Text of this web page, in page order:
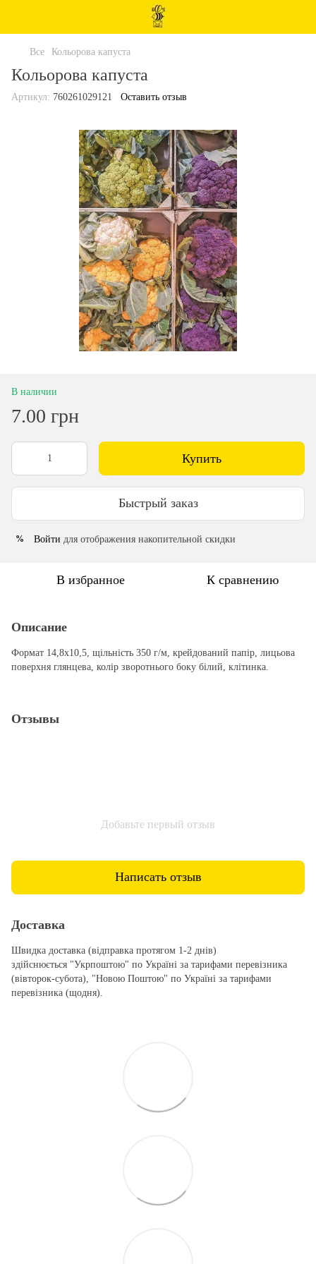
Все Кольорова капуста
Кольорова капуста
Артикул: 760261029121 Оставить отзыв
В наличии
7.00 грн
Купить
Быстрый заказ
% Войти для отображения накопительной скидки
В избранное К сравнению
Описание
Формат 14,8х10,5, щільність 350 г/м, крейдований папір, лицьова
поверхня глянцева, колір зворотнього боку білий, клітинка.
Отзывы
Добавьте первый отзыв
Написать отзыв
Доставка
Швидка доставка (відправка протягом 1-2 днів)
здійснюється "Укрпоштою" по Україні за тарифами перевізника
(вівторок-субота), "Новою Поштою" по Україні за тарифами
перевізника (щодня).